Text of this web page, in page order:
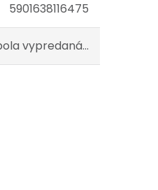
5901638116475
vypredaná…